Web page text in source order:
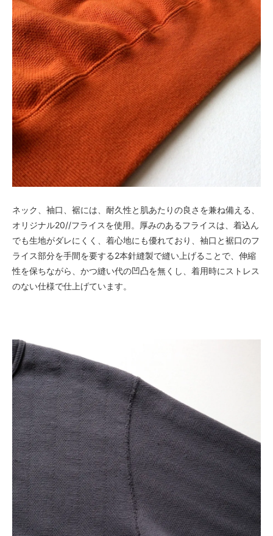
ネック、袖口、裾には、耐久性と肌あたりの良さを兼ね備える、
オリジナル20//フライスを使用。厚みのあるフライスは、着込ん
でも生地がダレにくく、着心地にも優れており、袖口と裾口のフ
ライス部分を手間を要する2本針縫製で縫い上げることで、伸縮
性を保ちながら、かつ縫い代の凹凸を無くし、着用時にストレス
のない仕様で仕上げています。